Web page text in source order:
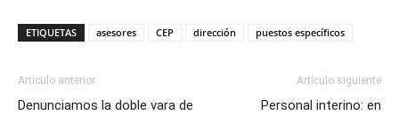
ETIQUETAS asesores CEP dirección puestos específicos
Artículo anterior
Denunciamos la doble vara de
Artículo siguiente
Personal interino: en